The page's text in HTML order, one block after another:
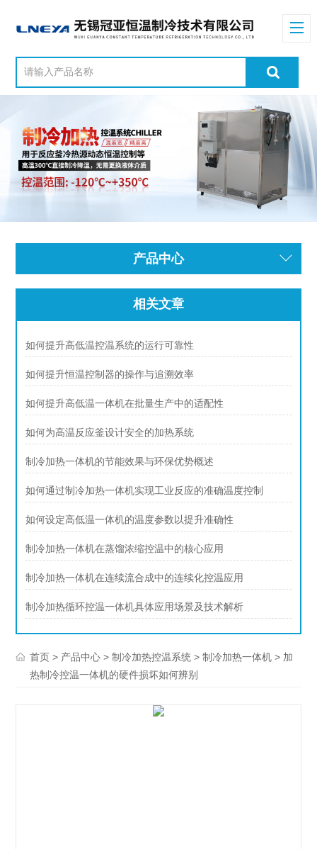
产品中心
相关文章
如何提升高低温控温系统的运行可靠性
如何提升恒温控制器的操作与追溯效率
如何提升高低温一体机在批量生产中的适配性
如何为高温反应釜设计安全的加热系统
制冷加热一体机的节能效果与环保优势概述
如何通过制冷加热一体机实现工业反应的准确温度控制
如何设定高低温一体机的温度参数以提升准确性
制冷加热一体机在蒸馏浓缩控温中的核心应用
制冷加热一体机在连续流合成中的连续化控温应用
制冷加热循环控温一体机具体应用场景及技术解析
首页 > 产品中心 >制冷加热控温系统 >制冷加热一体机 > 加
热制冷控温一体机的硬件损坏如何辨别